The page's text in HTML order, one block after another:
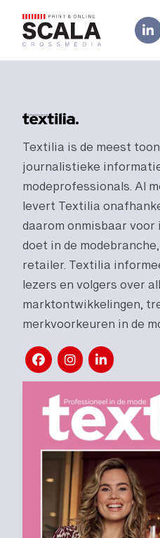
Textilia is de meest
journalistieke
modeprofessionals. Al
levert Textilia
daarom onmisbaar
doet in de
retailer. Textilia
lezers en volgers over
marktontwikkelingen,
merkvoorkeuren in de